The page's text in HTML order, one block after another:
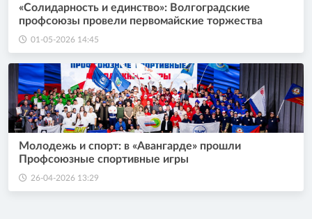
«Солидарность и единство»: Волгоградские
профсоюзы провели первомайские торжества
01-05-2026 14:45
Молодежь и спорт: в «Авангарде» прошли
Профсоюзные спортивные игры
26-04-2026 13:29